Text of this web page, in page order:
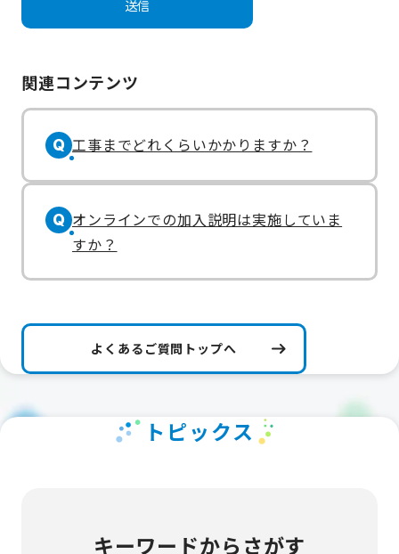
関連コンテンツ
Q 工事までどれくらいかかりますか？
Q オンラインでの加入説明は実施していま
すか？
よくあるご質問トップへ
トピックス
キーワードからさがす